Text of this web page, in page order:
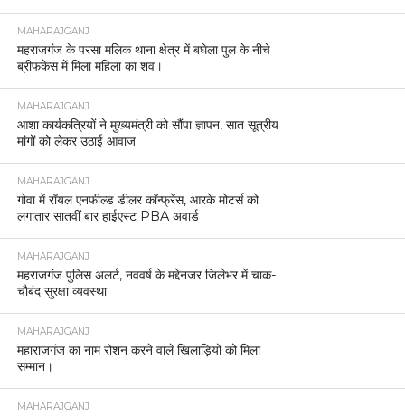
MAHARAJGANJ
महराजगंज के परसा मलिक थाना क्षेत्र में बघेला पुल के नीचे
ब्रीफकेस में मिला महिला का शव।
MAHARAJGANJ
आशा कार्यकत्रियों ने मुख्यमंत्री को सौंपा ज्ञापन, सात सूत्रीय
मांगों को लेकर उठाई आवाज
MAHARAJGANJ
गोवा में रॉयल एनफील्ड डीलर कॉन्फ्रेंस, आरके मोटर्स को
लगातार सातवीं बार हाईएस्ट PBA अवार्ड
MAHARAJGANJ
महराजगंज पुलिस अलर्ट, नववर्ष के मद्देनजर जिलेभर में चाक-
चौबंद सुरक्षा व्यवस्था
MAHARAJGANJ
महाराजगंज का नाम रोशन करने वाले खिलाड़ियों को मिला
सम्मान।
MAHARAJGANJ